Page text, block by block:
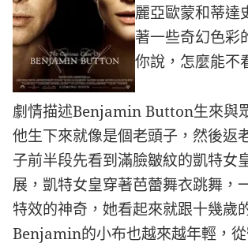
麗亞歐蒙和蒂達
著一些奇幻色彩
你說，怎麼能不
劇情描述Benjamin Button生來與
他生下來就像是個老頭子，然後返
子前半段先看到滿臉皺紋的凱特女
展，凱特女皇穿著芭蕾舞衣跳舞，
特效的神奇，她看起來就跟十幾歲
Benjamin的小布也越來越年輕，